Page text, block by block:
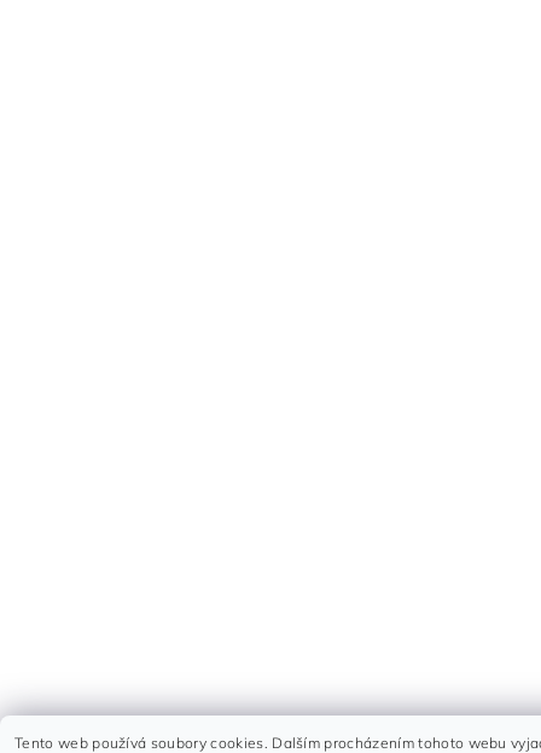
Tento web používá soubory cookies. Dalším procházením tohoto webu